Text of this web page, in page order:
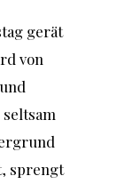
gerät
von
sprengt